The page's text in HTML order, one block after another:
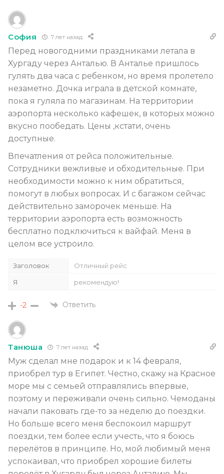
София 7 лет назад
Перед новогодними праздниками летала в
Хургаду через Анталью. В Анталье пришлось
гулять два часа с ребенком, но время пролетело
незаметно. Дочка играла в детской комнате,
пока я гуляла по магазинам. На территории
аэропорта несколько кафешек, в которых можно
вкусно пообедать. Цены ,кстати, очень
доступные.
Впечатления от рейса положительные.
Сотрудники вежливые и обходительные. При
необходимости можно к ним обратиться,
помогут в любых вопросах. И с багажом сейчас
действительно заморочек меньше. На
территории аэропорта есть возможность
бесплатно подключиться к вайфай. Меня в
целом все устроило.
Заголовок Отличный рейс
Я рекомендую!
-2 Ответить
Танюша 7 лет назад
Муж сделал мне подарок и к 14 февраля,
приобрел тур в Египет. Честно, скажу на Красное
море мы с семьей отправлялись впервые,
поэтому и переживали очень сильно. Чемоданы
начали паковать где-то за неделю до поездки.
Но больше всего меня беспокоил маршрут
поездки, тем более если учесть, что я боюсь
перелётов в принципе. Но, мой любимый меня
успокаивал, что приобрел хорошие билеты